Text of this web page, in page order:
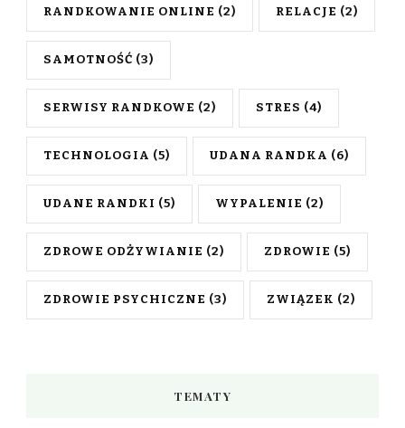
RANDKOWANIE ONLINE (2) RELACJE (2)
SAMOTNOŚĆ (3)
SERWISY RANDKOWE (2) STRES (4)
TECHNOLOGIA (5) UDANA RANDKA (6)
UDANE RANDKI (5) WYPALENIE (2)
ZDROWE ODŻYWIANIE (2) ZDROWIE (5)
ZDROWIE PSYCHICZNE (3) ZWIĄZEK (2)
TEMATY